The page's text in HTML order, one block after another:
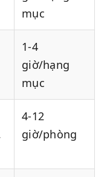
mục
1-4
giờ/hạng
mục
4-12
giờ/phòng